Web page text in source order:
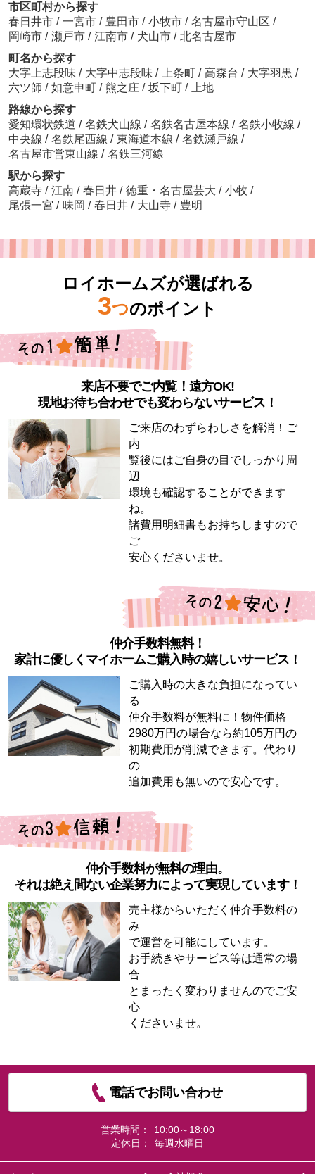
市区町村から探す
春日井市 / 一宮市 / 豊田市 / 小牧市 / 名古屋市守山区 /
岡崎市 / 瀬戸市 / 江南市 / 犬山市 / 北名古屋市
町名から探す
大字上志段味 / 大字中志段味 / 上条町 / 高森台 / 大字羽黒 /
六ツ師 / 如意申町 / 熊之庄 / 坂下町 /
上地
路線から探す
愛知環状鉄道 / 名鉄犬山線 / 名鉄名古屋本線 / 名鉄小牧線 /
中央線 / 名鉄尾西線 / 東海道本線 / 名鉄瀬戸線 /
名古屋市営東山線 / 名鉄三河線
駅から探す
高蔵寺 / 江南 / 春日井 / 徳重・名古屋芸大 / 小牧 /
尾張一宮 / 味岡 / 春日井 / 大山寺 / 豊明
ロイホームズが選ばれる
3つのポイント
来店不要でご内覧！遠方OK!
現地お待ち合わせでも変わらないサービス！
ご来店のわずらわしさを解消！ご
内
覧後にはご自身の目でしっかり周
辺
環境も確認することができます
ね。
諸費用明細書もお持ちしますので
ご
安心くださいませ。
仲介手数料無料！
家計に優しくマイホームご購入時の嬉しいサービス！
ご購入時の大きな負担になってい
る
仲介手数料が無料に！物件価格
2980万円の場合なら約105万円の
初期費用が削減できます。代わり
の
追加費用も無いので安心です。
仲介手数料が無料の理由。
それは絶え間ない企業努力によって実現しています！
売主様からいただく仲介手数料の
み
で運営を可能にしています。
お手続きやサービス等は通常の場
合
とまったく変わりませんのでご安
心
くださいませ。
電話でお問い合わせ
営業時間：
10:00～18:00
定休日：
毎週水曜日